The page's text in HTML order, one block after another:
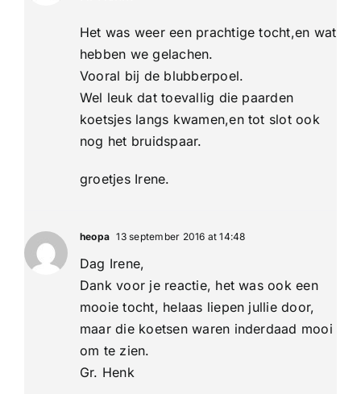
Het was weer een prachtige tocht,en wat
hebben we gelachen.
Vooral bij de blubberpoel.
Wel leuk dat toevallig die paarden
koetsjes langs kwamen,en tot slot ook
nog het bruidspaar.
groetjes Irene.
heopa 13 september 2016 at 14:48
Dag Irene,
Dank voor je reactie, het was ook een
mooie tocht, helaas liepen jullie door,
maar die koetsen waren inderdaad mooi
om te zien.
Gr. Henk